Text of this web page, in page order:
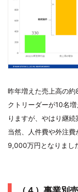
昨年増えた売上高の
クトリーダーが10名
りますが、やはり継続
当然、人件費や外注
9,000万円となりまし